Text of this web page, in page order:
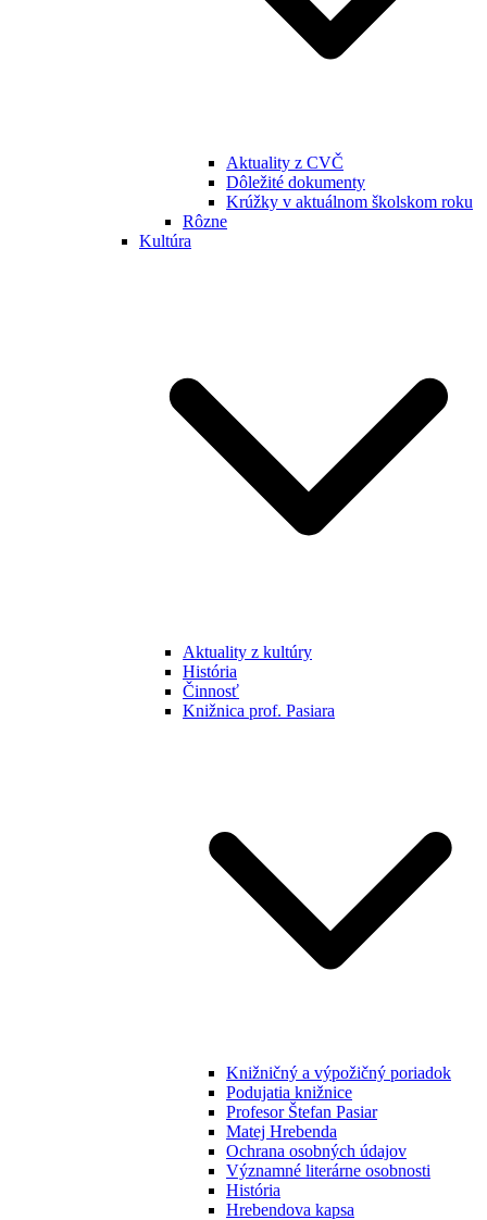
Aktuality z CVČ
Dôležité dokumenty
Krúžky v aktuálnom školskom roku
Rôzne
Kultúra
Aktuality z kultúry
História
Činnosť
Knižnica prof. Pasiara
Knižničný a výpožičný poriadok
Podujatia knižnice
Profesor Štefan Pasiar
Matej Hrebenda
Ochrana osobných údajov
Významné literárne osobnosti
História
Hrebendova kapsa